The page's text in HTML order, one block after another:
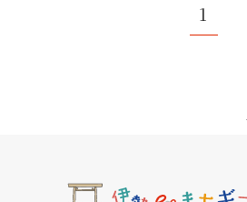
1